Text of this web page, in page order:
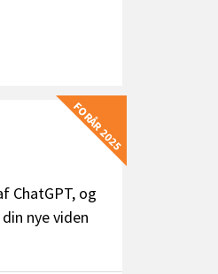
FORÅR 2025
ChatGPT, og
nye viden